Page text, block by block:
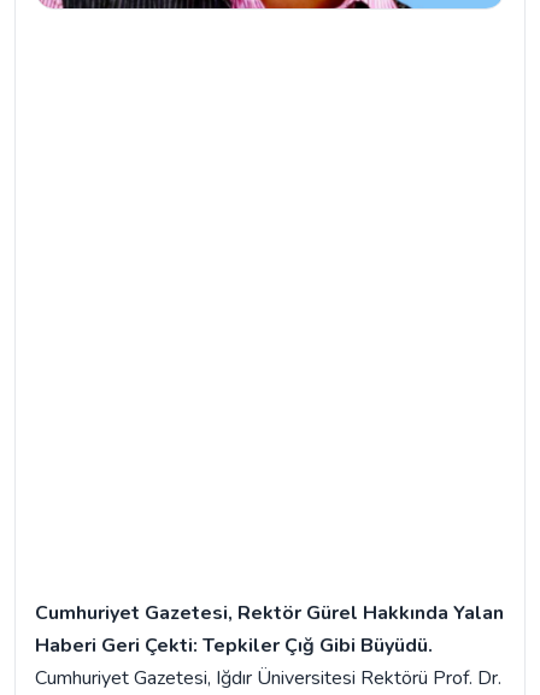
Cumhuriyet Gazetesi, Rektör Gürel Hakkında Yalan
Haberi Geri Çekti: Tepkiler Çığ Gibi Büyüdü.
Cumhuriyet Gazetesi, Iğdır Üniversitesi Rektörü Prof. Dr.